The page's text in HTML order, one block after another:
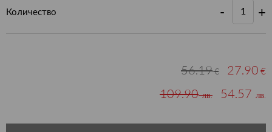
Количество - +
56.19€ 27.90 €
109.90лв. 54.57 лв.